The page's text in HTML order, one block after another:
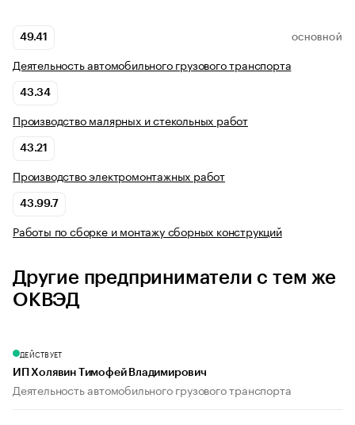
49.41 ОСНОВНОЙ
Деятельность автомобильного грузового транспорта
43.34
Производство малярных и стекольных работ
43.21
Производство электромонтажных работ
43.99.7
Работы по сборке и монтажу сборных конструкций
Другие предприниматели с тем же
ОКВЭД
ДЕЙСТВУЕТ
ИП Холявин Тимофей Владимирович
Деятельность автомобильного грузового транспорта